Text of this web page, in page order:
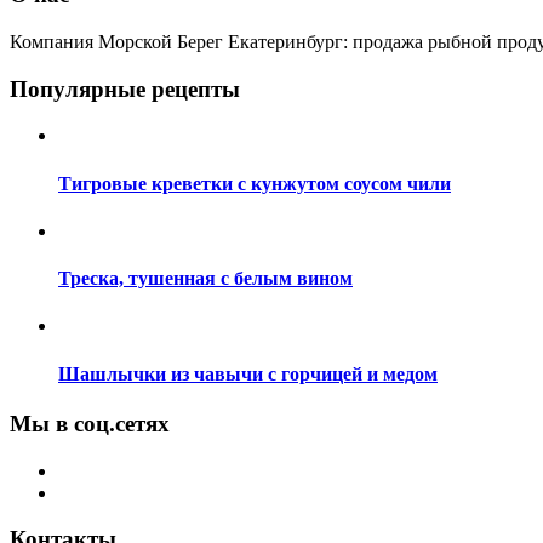
Компания Морской Берег Екатеринбург: продажа рыбной
Популярные рецепты
Тигровые креветки с кунжутом соусом чили
Треска, тушенная с белым вином
Шашлычки из чавычи с горчицей и медом
Мы в соц.сетях